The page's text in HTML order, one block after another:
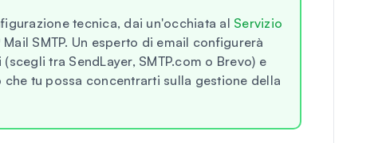
tecnica, dai un'occhiata al Servizio
Mail SMTP. Un esperto di email configurerà
tra SendLayer, SMTP.com o Brevo) e
tu possa concentrarti sulla gestione della